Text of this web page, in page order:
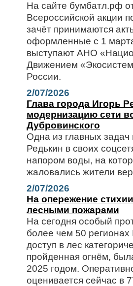
На сайте бумбатл.рф
Всероссийской акции
зачёт принимаются
оформленные с 1
выступают АНО
Движением
России.
2/07/2026
Глава города Игорь
модернизацию сети
Дубровинского
Одна из главных задач
Редькин в своих
напором воды, на
жаловались жители
2/07/2026
На опережение
лесными пожарами
На сегодня особый
более чем 50
доступ в лес
пройденная огнём,
2025 годом.
оценивается сейчас в